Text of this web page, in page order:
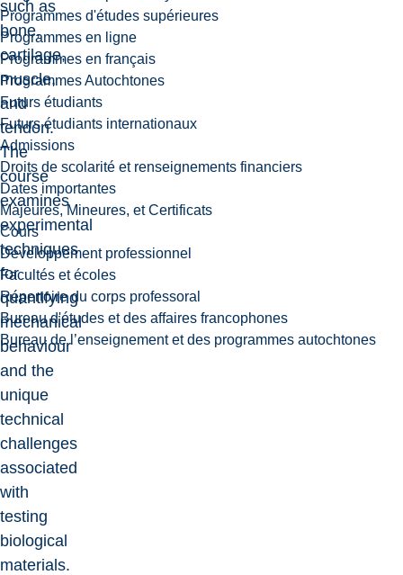
Programmes d'études supérieures
Programmes en ligne
Programmes en français
Programmes Autochtones
Futurs étudiants
Futurs étudiants internationaux
Admissions
Droits de scolarité et renseignements financiers
Dates importantes
Majeures, Mineures, et Certificats
Cours
Développement professionnel
Facultés et écoles
Répertoire du corps professoral
Bureau d'études et des affaires francophones
Bureau de l’enseignement et des programmes autochtones
such as
bone,
cartilage,
muscle,
and
tendon.
The
course
examines
experimental
techniques
for
quantifying
mechanical
behaviour
and the
unique
technical
challenges
associated
with
testing
biological
materials.